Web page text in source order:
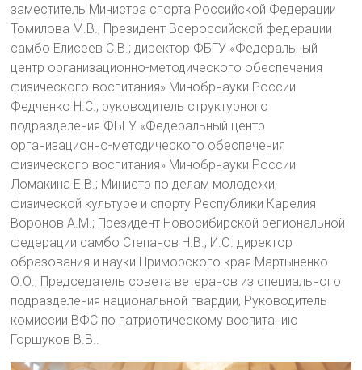
заместитель Министра спорта Российской Федерации
Томилова М.В.; Президент Всероссийской федерации
самбо Елисеев С.В.; директор ФБГУ «Федеральный
центр организационно-методического обеспечения
физического воспитания» Минобрнауки России
Федченко Н.С.; руководитель структурного
подразделения ФБГУ «Федеральный центр
организационно-методического обеспечения
физического воспитания» Минобрнауки России
Ломакина Е.В.; Министр по делам молодежи,
физической культуре и спорту Республики Карелия
Воронов А.М.; Президент Новосибирской региональной
федерации самбо Степанов Н.В.; И.О. директор
образования и науки Приморского края Мартыненко
О.О.; Председатель совета ветеранов из специального
подразделения национальной гвардии, Руководитель
комиссии ВФС по патриотическому воспитанию
Горшуков В.В..